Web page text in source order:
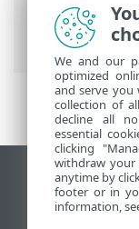
Security for
ジューラ
デスクトッ
End of Life
We and our
optimized
and serve you
collection of
decline all
essential
clicking
withdraw your
anytime by
footer or in
information,